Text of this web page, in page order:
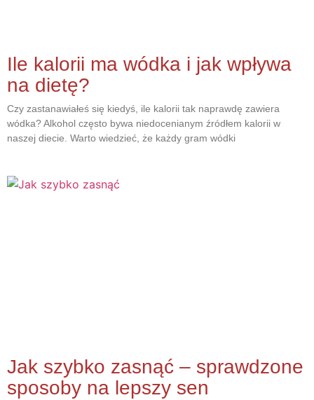
Ile kalorii ma wódka i jak wpływa
na dietę?
Czy zastanawiałeś się kiedyś, ile kalorii tak naprawdę zawiera
wódka? Alkohol często bywa niedocenianym źródłem kalorii w
naszej diecie. Warto wiedzieć, że każdy gram wódki
Jak szybko zasnąć – sprawdzone
sposoby na lepszy sen